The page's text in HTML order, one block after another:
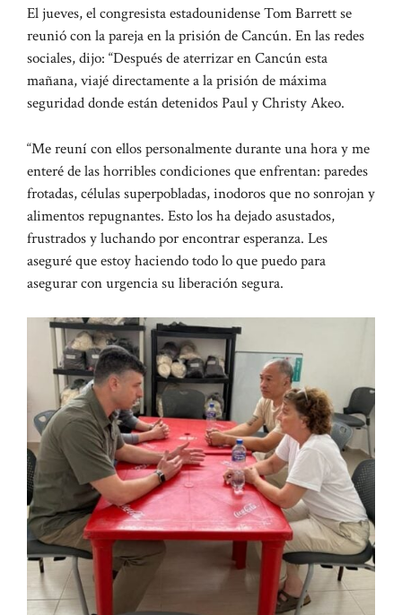
El jueves, el congresista estadounidense Tom Barrett se
reunió con la pareja en la prisión de Cancún. En las redes
sociales, dijo: “Después de aterrizar en Cancún esta
mañana, viajé directamente a la prisión de máxima
seguridad donde están detenidos Paul y Christy Akeo.
“Me reuní con ellos personalmente durante una hora y me
enteré de las horribles condiciones que enfrentan: paredes
frotadas, células superpobladas, inodoros que no sonrojan y
alimentos repugnantes. Esto los ha dejado asustados,
frustrados y luchando por encontrar esperanza. Les
aseguré que estoy haciendo todo lo que puedo para
asegurar con urgencia su liberación segura.